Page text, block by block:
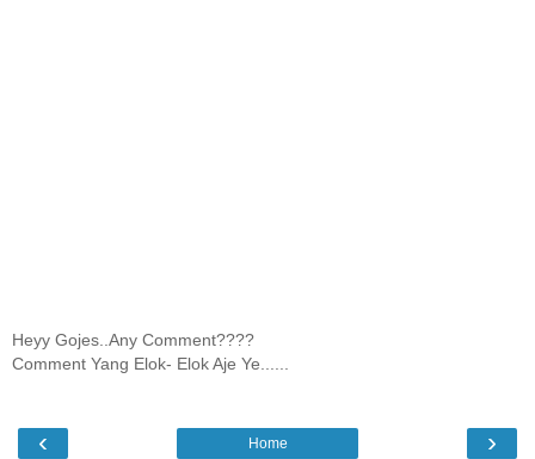
Heyy Gojes..Any Comment????
Comment Yang Elok- Elok Aje Ye......
‹ ›
Home